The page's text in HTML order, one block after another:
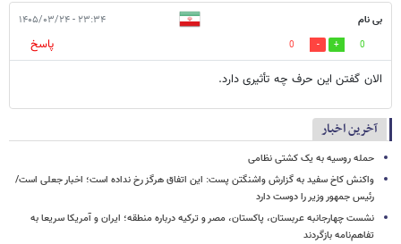
بی نام ۲۳:۳۴ - ۱۴۰۵/۰۳/۲۴
0
0
پاسخ
الان گفتن این حرف چه تأثیری دارد.
آخرین اخبار
حمله روسیه به یک کشتی نظامی
واکنش کاخ سفید به گزارش واشنگتن پست: این اتفاق هرگز رخ نداده است؛ اخبار جعلی است/
رئیس جمهور وزیر را دوست دارد
نشست چهارجانبه عربستان، پاکستان، مصر و ترکیه درباره منطقه؛ ایران و آمریکا سریعا به
تفاهم‌نامه بازگردند